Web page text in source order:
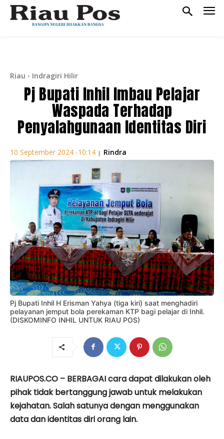
Riau Indragiri Hilir
Pj Bupati Inhil Imbau Pelajar
Waspada Terhadap
Penyalahgunaan Identitas Diri
10 September 2024 -10:14 | Rindra
Pj Bupati Inhil H Erisman Yahya (tiga kiri) saat menghadiri
pelayanan jemput bola perekaman KTP bagi pelajar di Inhil.
(DISKOMINFO INHIL UNTUK RIAU POS)
RIAUPOS.CO – BERBAGAI cara dapat dilakukan oleh
pihak tidak bertanggung jawab untuk melakukan
kejahatan. Salah satunya dengan menggunakan
data dan identitas diri orang lain.